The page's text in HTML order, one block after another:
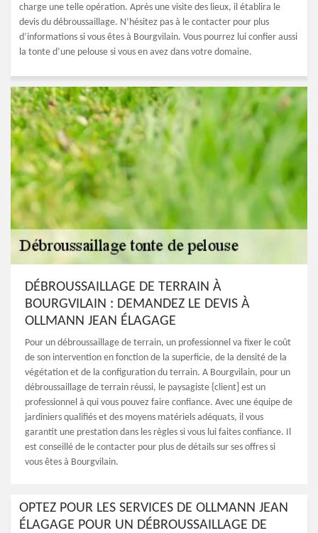
charge une telle opération. Après une visite des lieux, il établira le
devis du débroussaillage. N’hésitez pas à le contacter pour plus
d’informations si vous êtes à Bourgvilain. Vous pourrez lui confier aussi
la tonte d’une pelouse si vous en avez dans votre domaine.
DÉBROUSSAILLAGE DE TERRAIN À
BOURGVILAIN : DEMANDEZ LE DEVIS À
OLLMANN JEAN ÉLAGAGE
Pour un débroussaillage de terrain, un professionnel va fixer le coût
de son intervention en fonction de la superficie, de la densité de la
végétation et de la configuration du terrain. A Bourgvilain, pour un
débroussaillage de terrain réussi, le paysagiste {client] est un
professionnel à qui vous pouvez faire confiance. Avec une équipe de
jardiniers qualifiés et des moyens matériels adéquats, il vous
garantit une prestation dans les règles si vous lui faites confiance. Il
est conseillé de le contacter pour plus de détails sur ses offres si
vous êtes à Bourgvilain.
OPTEZ POUR LES SERVICES DE OLLMANN JEAN
ÉLAGAGE POUR UN DÉBROUSSAILLAGE DE